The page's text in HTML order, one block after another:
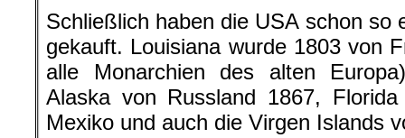
Schließlich haben die USA schon so
gekauft. Louisiana wurde 1803 von
alle Monarchien des alten
Alaska von Russland 1867,
Mexiko und auch die Virgen Islands